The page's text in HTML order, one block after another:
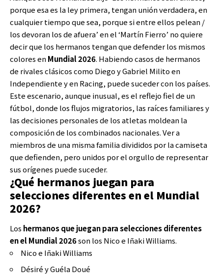
porque esa es la ley primera, tengan unión verdadera, en
cualquier tiempo que sea, porque si entre ellos pelean /
los devoran los de afuera’ en el ‘Martín Fierro’ no quiere
decir que los hermanos tengan que defender los mismos
colores enMundial 2026. Habiendo casos de hermanos
de rivales clásicos como Diego y Gabriel Milito en
Independiente y en Racing, puede suceder con los países.
Este escenario, aunque inusual, es el reflejo fiel de un
fútbol, donde los flujos migratorios, las raíces familiares y
las decisiones personales de los atletas moldean la
composición de los combinados nacionales. Ver a
miembros de una misma familia divididos por la camiseta
que defienden, pero unidos por el orgullo de representar
sus orígenes puede suceder.
¿Qué hermanos juegan para
selecciones diferentes en el Mundial
2026?
Los hermanos que juegan para selecciones diferentes
en el Mundial 2026son los Nico e Iñaki Williams.
Nico e Iñaki Williams
Désiré y Guéla Doué